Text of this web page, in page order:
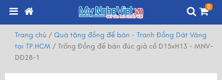
0
Trang chủ / Quà tặng đồng để bàn - Tranh Đồng Dát Vàng
tại TP.HCM / Trống Đồng để bàn đúc giả cổ D15xH13 - MNV-
DD28-1